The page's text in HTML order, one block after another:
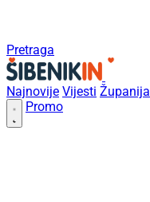
Pretraga
Najnovije Vijesti Županija
Promo